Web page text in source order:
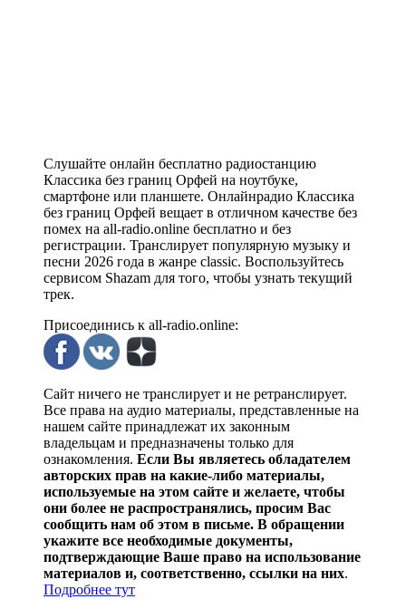
Слушайте онлайн бесплатно радиостанцию
Классика без границ Орфей на ноутбуке,
смартфоне или планшете. Онлайнрадио Классика
без границ Орфей вещает в отличном качестве без
помех на all-radio.online бесплатно и без
регистрации. Транслирует популярную музыку и
песни 2026 года в жанре classic. Воспользуйтесь
сервисом Shazam для того, чтобы узнать текущий
трек.
Присоединись к all-radio.online:
Сайт ничего не транслирует и не ретранслирует.
Все права на аудио материалы, представленные на
нашем сайте принадлежат их законным
владельцам и предназначены только для
ознакомления. Если Вы являетесь обладателем
авторских прав на какие-либо материалы,
используемые на этом сайте и желаете, чтобы
они более не распространялись, просим Вас
сообщить нам об этом в письме. В обращении
укажите все необходимые документы,
подтверждающие Ваше право на использование
материалов и, соответственно, ссылки на них.
Подробнее тут